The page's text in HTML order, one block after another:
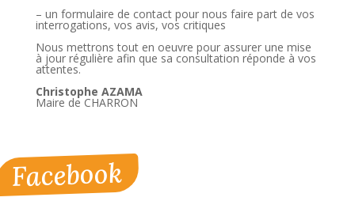
– un formulaire de contact pour nous faire part de vos
interrogations, vos avis, vos critiques
Nous mettrons tout en oeuvre pour assurer une mise
à jour régulière afin que sa consultation réponde à vos
attentes.
Christophe AZAMA
Maire de CHARRON
Facebook